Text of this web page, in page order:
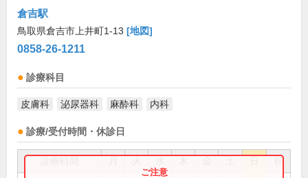
倉吉駅
鳥取県倉吉市上井町1-13 [地図]
0858-26-1211
診療科目
皮膚科 泌尿器科 麻酔科 内科
診療/受付時間・休診日
祝